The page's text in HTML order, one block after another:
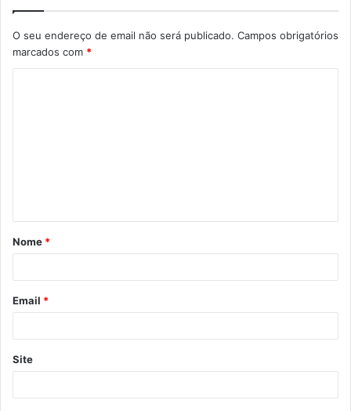
O seu endereço de email não será publicado. Campos obrigatórios
marcados com *
á
r
*
Nome *
Email *
Site